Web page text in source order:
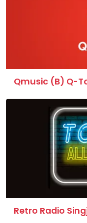
Qmusic (B) Q-
Retro Radio